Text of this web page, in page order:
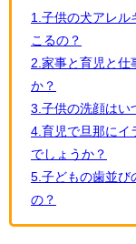
1.子供の犬アレル
こるの？
2.家事と育児と仕
か？
3.子供の洗顔はい
4.育児で旦那にイ
でしょうか？
5.子どもの歯並び
の？